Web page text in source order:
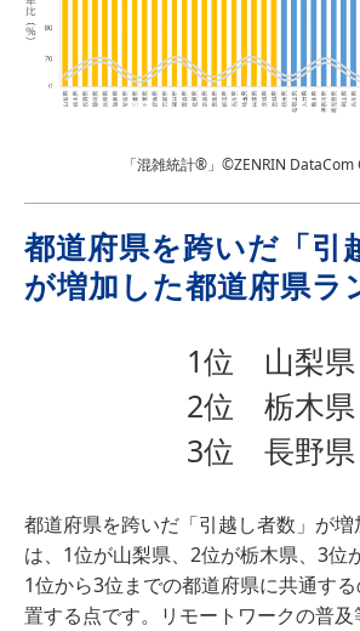
「混雑統計®」©ZENRIN DataCom
都道府県を跨いだ「引
が増加した都道府県ラ
1位 山梨県
2位 栃木県
3位 長野県
都道府県を跨いだ「引越し者数」が
は、1位が山梨県、2位が栃木県、3位
1位から3位までの都道府県に共通す
置する点です。リモートワークの普